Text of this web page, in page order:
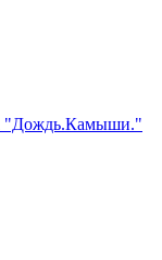
"Дождь.Камыши."